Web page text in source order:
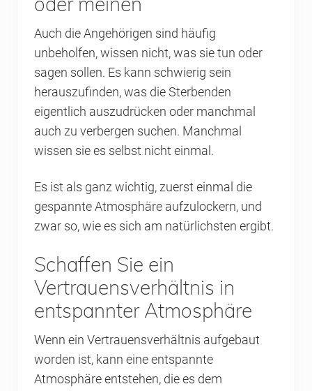
Auch die Angehörigen sind häufig
unbeholfen, wissen nicht, was sie tun oder
sagen sollen. Es kann schwierig sein
herauszufinden, was die Sterbenden
eigentlich auszudrücken oder manchmal
auch zu verbergen suchen. Manchmal
wissen sie es selbst nicht einmal.
Es ist als ganz wichtig, zuerst einmal die
gespannte Atmosphäre aufzulockern, und
zwar so, wie es sich am natürlichsten ergibt.
Schaffen Sie ein
Vertrauensverhältnis in
entspannter Atmosphäre
Wenn ein Vertrauensverhältnis aufgebaut
worden ist, kann eine entspannte
Atmosphäre entstehen, die es dem